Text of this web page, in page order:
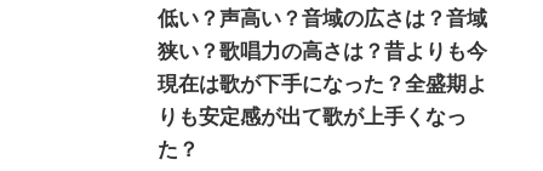
低い？声高い？音域の広さは？音域
狭い？歌唱力の高さは？昔よりも今
現在は歌が下手になった？全盛期よ
りも安定感が出て歌が上手くなっ
た？